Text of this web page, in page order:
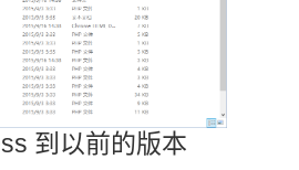
到以前的版本